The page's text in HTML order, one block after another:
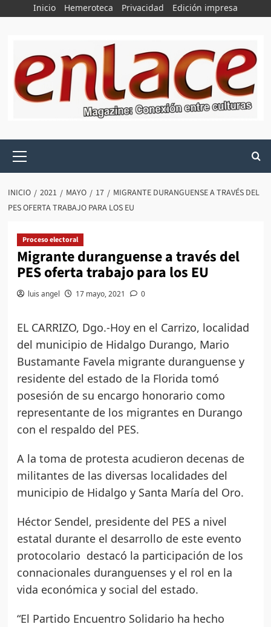
Inicio Hemeroteca Privacidad Edición impresa
principal
INICIO 2021 MAYO 17
MIGRANTE DURANGUENSE A TRAVÉS DEL
PES OFERTA TRABAJO PARA LOS EU
Proceso electoral
Migrante duranguense a través del
PES oferta trabajo para los EU
luis angel 17 mayo, 2021 0
EL CARRIZO, Dgo.-Hoy en el Carrizo, localidad
del municipio de Hidalgo Durango, Mario
Bustamante Favela migrante duranguense y
residente del estado de la Florida tomó
posesión de su encargo honorario como
representante de los migrantes en Durango
con el respaldo del PES.
A la toma de protesta acudieron decenas de
militantes de las diversas localidades del
municipio de Hidalgo y Santa María del Oro.
Héctor Sendel, presidente del PES a nivel
estatal durante el desarrollo de este evento
protocolario destacó la participación de los
connacionales duranguenses y el rol en la
vida económica y social del estado.
“El Partido Encuentro Solidario ha hecho